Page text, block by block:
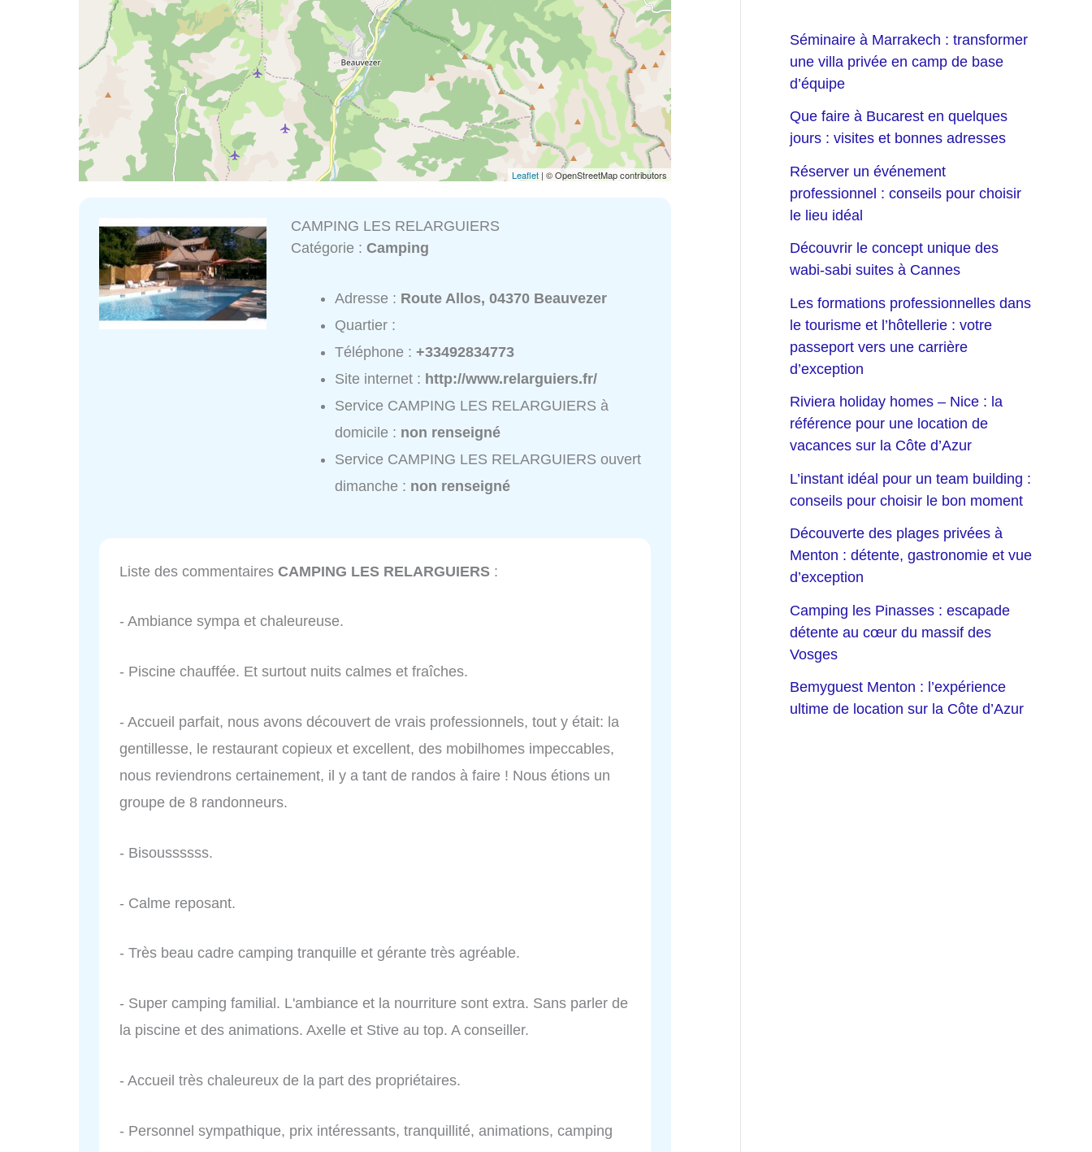
Leaflet | © OpenStreetMap contributors
CAMPING LES RELARGUIERS
Catégorie :Camping
Adresse : Route Allos, 04370 Beauvezer
Quartier :
Téléphone :+33492834773
Site internet : http://www.relarguiers.fr/
Service CAMPING LES RELARGUIERS à
domicile : non renseigné
Service CAMPING LES RELARGUIERS ouvert
dimanche : non renseigné
Liste des commentaires CAMPING LES RELARGUIERS :
- Ambiance sympa et chaleureuse.
- Piscine chauffée. Et surtout nuits calmes et fraîches.
- Accueil parfait, nous avons découvert de vrais professionnels, tout y était: la
gentillesse, le restaurant copieux et excellent, des mobilhomes impeccables,
nous reviendrons certainement, il y a tant de randos à faire ! Nous étions un
groupe de 8 randonneurs.
- Bisoussssss.
- Calme reposant.
- Très beau cadre camping tranquille et gérante très agréable.
- Super camping familial. L'ambiance et la nourriture sont extra. Sans parler de
la piscine et des animations. Axelle et Stive au top. A conseiller.
- Accueil très chaleureux de la part des propriétaires.
- Personnel sympathique, prix intéressants, tranquillité, animations, camping
Séminaire à Marrakech : transformer
une villa privée en camp de base
d’équipe
Que faire à Bucarest en quelques
jours : visites et bonnes adresses
Réserver un événement
professionnel : conseils pour choisir
le lieu idéal
Découvrir le concept unique des
wabi-sabi suites à Cannes
Les formations professionnelles dans
le tourisme et l’hôtellerie : votre
passeport vers une carrière
d’exception
Riviera holiday homes – Nice : la
référence pour une location de
vacances sur la Côte d’Azur
L’instant idéal pour un team building :
conseils pour choisir le bon moment
Découverte des plages privées à
Menton : détente, gastronomie et vue
d’exception
Camping les Pinasses : escapade
détente au cœur du massif des
Vosges
Bemyguest Menton : l’expérience
ultime de location sur la Côte d’Azur